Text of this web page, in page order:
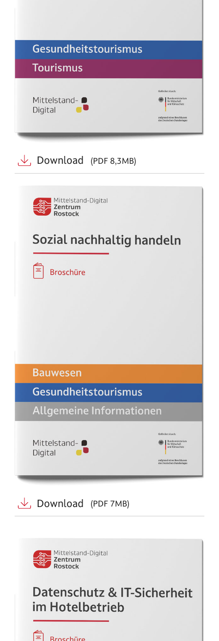
Download (PDF 8,3MB)
Download (PDF 7MB)